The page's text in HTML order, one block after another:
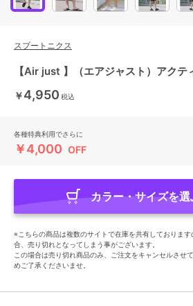
スプートニクス
【Air just 】（エアジャスト）アクテ
￥4,950 税込
各種特典利用でさらに
￥4,000 OFF
カラー・サイズを選
※こちらの商品は複数のサイトで在庫を共有しておりま
合、売り切れとなってしまう事がございます。
この場合は売り切れ商品のみ、ご注文をキャンセルさせ
めご了承くださいませ。